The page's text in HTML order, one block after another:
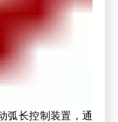
弧长控制装置，通